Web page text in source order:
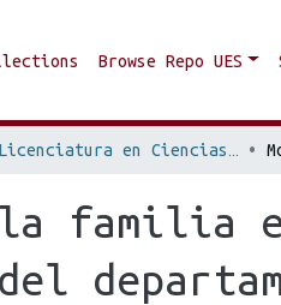
Browse Repo UES
Licenciatura en Ciencias de la Educación Especialidad Educación Física, Deporte y Recreación
la familia